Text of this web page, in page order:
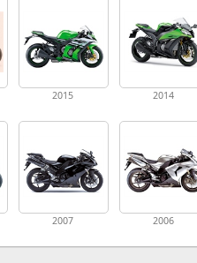
2015 2014
2007 2006